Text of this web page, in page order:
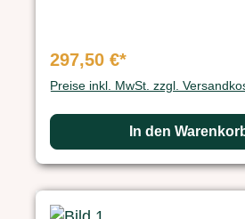
297,50 €*
Preise inkl. MwSt. zzgl.
In den